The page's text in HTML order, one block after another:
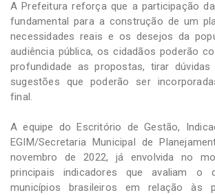
A Prefeitura reforça que a participação
fundamental para a construção de um
necessidades reais e os desejos da
audiência pública, os cidadãos poderão
profundidade as propostas, tirar
sugestões que poderão ser
final.
A equipe do Escritório de Gestão,
EGIM/Secretaria Municipal de
novembro de 2022, já envolvida no
principais indicadores que avaliam o
municípios brasileiros em relação às